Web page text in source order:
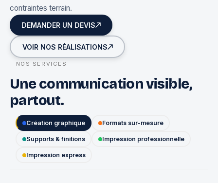
contraintes terrain.
DEMANDER UN DEVIS
VOIR NOS RÉALISATIONS
NOS SERVICES
Une communication visible,
partout.
Création graphique Formats sur-mesure
Supports & finitions Impression professionnelle
Impression express